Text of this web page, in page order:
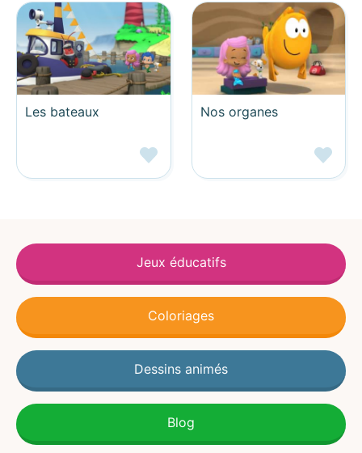
Les bateaux Nos organes
Jeux éducatifs
Coloriages
Dessins animés
Blog